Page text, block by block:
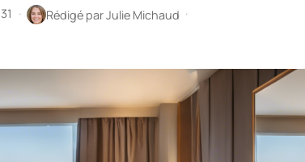
· Rédigé parJulie Michaud ·